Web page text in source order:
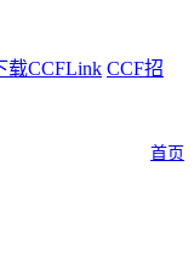
载CCFLink CCF招
首页